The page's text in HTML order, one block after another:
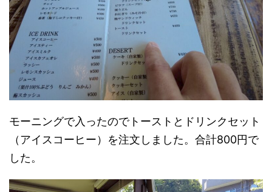
モーニングで入ったのでトーストとドリンクセット
（アイスコーヒー）を注文しました。合計800円で
した。